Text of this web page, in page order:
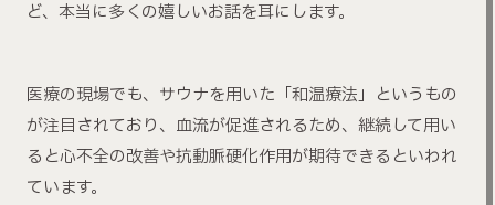
ど、本当に多くの嬉しいお話を耳にします。
医療の現場でも、サウナを用いた「和温療法」というもの
が注目されており、血流が促進されるため、継続して用い
ると心不全の改善や抗動脈硬化作用が期待できるといわれ
ています。